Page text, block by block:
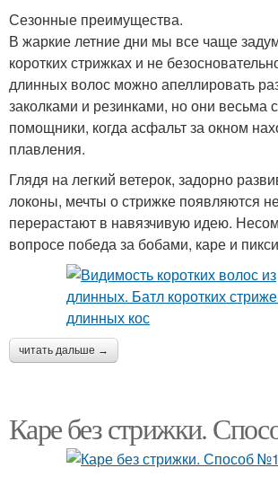
Сезонные преимущества.
В жаркие летние дни мы все чаще
коротких стрижках и не
длинных волос можно апеллировать
заколками и резинками, но они весьма
помощники, когда асфальт за окном
плавления.
Глядя на легкий ветерок, задорно
локоны, мечты о стрижке появляются
перерастают в навязчивую идею.
вопросе победа за бобами, каре и
читать дальше →
Каре без стрижки.